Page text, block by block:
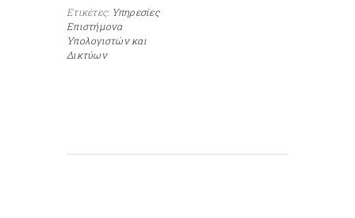
Ετικέτες: Υπηρεσίες
Επιστήμονα
Υπολογιστών και
Δικτύων